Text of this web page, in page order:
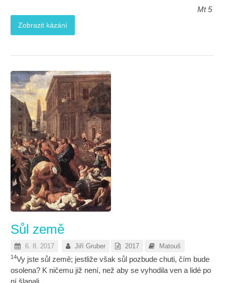
Mt 5
Zobrazit kázání
Sůl země
6. 8. 2017 Jiří Gruber 2017 Matouš
14Vy jste sůl země; jestliže však sůl pozbude chuti, čím bude
osolena? K ničemu již není, než aby se vyhodila ven a lidé po
ní šlapali.